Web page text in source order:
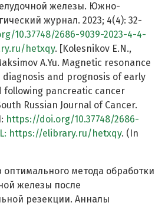
железы. Южно-
журнал. 2023; 4(4): 32-
10.37748/2686-9039-2023-4-4-
hetxqy. [Kolesnikov E.N.,
A.Yu. Magnetic resonance
and prognosis of early
following pancreatic cancer
Russian Journal of Cancer.
https://doi.org/10.37748/2686-
https://elibrary.ru/hetxqy. (In
метода обработки
железы после
резекции. Анналы